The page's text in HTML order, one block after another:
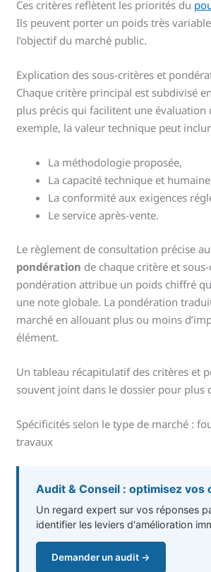
Ces critères reflètent les priorités du
Ils peuvent porter un poids très
l’objectif du marché public.
Explication des sous-critères et
Chaque critère principal est subdivisé
plus précis qui facilitent une évaluation
exemple, la valeur technique peut
La méthodologie proposée,
La capacité technique et
La conformité aux exigences
Le service après-vente.
Le règlement de consultation précise
pondération de chaque critère et
pondération attribue un poids chiffré
une note globale. La pondération
marché en allouant plus ou moins
élément.
Un tableau récapitulatif des critères et
souvent joint dans le dossier pour plus
Spécificités selon le type de marché :
travaux
Audit & Conseil : optimisez vos
Un regard expert sur vos réponses
identifier les leviers d'amélioration
Demander un audit →